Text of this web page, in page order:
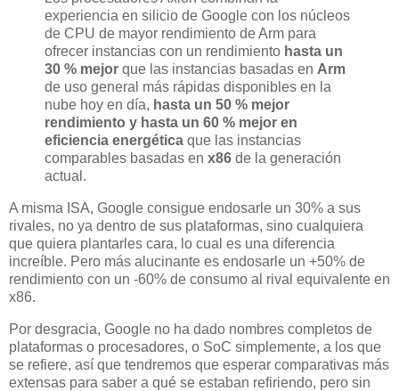
experiencia en silicio de Google con los núcleos
de CPU de mayor rendimiento de Arm para
ofrecer instancias con un rendimiento hasta un
30 % mejor que las instancias basadas en Arm
de uso general más rápidas disponibles en la
nube hoy en día, hasta un 50 % mejor
rendimiento y hasta un 60 % mejor en
eficiencia energética que las instancias
comparables basadas en x86 de la generación
actual.
A misma ISA, Google consigue endosarle un 30% a sus
rivales, no ya dentro de sus plataformas, sino cualquiera
que quiera plantarles cara, lo cual es una diferencia
increíble. Pero más alucinante es endosarle un +50% de
rendimiento con un -60% de consumo al rival equivalente en
x86.
Por desgracia, Google no ha dado nombres completos de
plataformas o procesadores, o SoC simplemente, a los que
se refiere, así que tendremos que esperar comparativas más
extensas para saber a qué se estaban refiriendo, pero sin